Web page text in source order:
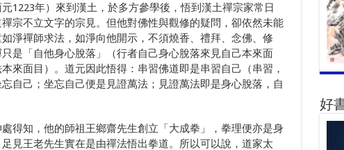
1223年）來到漢土，於多方參學後，悟到漢土禪宗家常日
宗不立文字的宗見。但他對佛性與觀修的疑問，卻依然未能
淨禪師求法，如淨向他開示，不須燒香、禮拜、念佛、修
是「自他身心脫落」（行者自己身心脫落來見自己本來面
來面目）。道元因此悟得：串習佛道即是串習自己（串習，
自己；坐忘自己便是見證萬法；見證萬法即是身心脫落，自
得知，他的師祖王鄉齋先生創立「大成拳」，拳理便亦是身
見王老先生實在是由禪法悟出拳道。所以可以說，道家太
好